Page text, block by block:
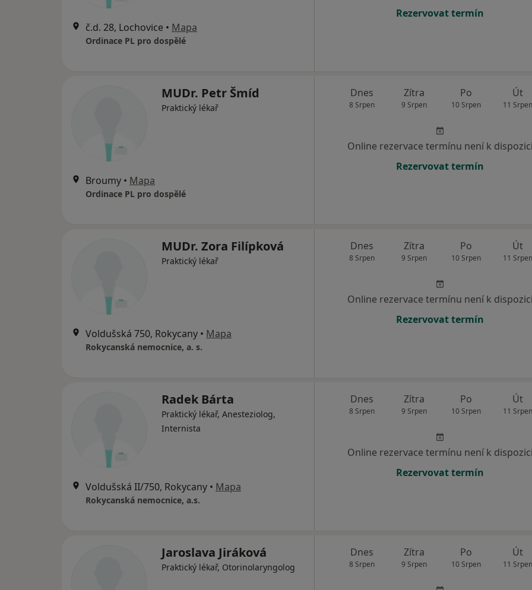
č.d. 28, Lochovice • Mapa
Ordinace PL pro dospělé
Rezervovat termín
MUDr. Petr Šmíd
Praktický lékař
Broumy • Mapa
Ordinace PL pro dospělé
Dnes
8 Srpen
Zítra
9 Srpen
Po
10 Srpen
Út
11 Srpen
Online rezervace termínu není k dispozici
Rezervovat termín
MUDr. Zora Filípková
Praktický lékař
Voldušská 750, Rokycany • Mapa
Rokycanská nemocnice, a. s.
Dnes
8 Srpen
Zítra
9 Srpen
Po
10 Srpen
Út
11 Srpen
Online rezervace termínu není k dispozici
Rezervovat termín
Radek Bárta
Praktický lékař, Anesteziolog,
Internista
Voldušská II/750, Rokycany • Mapa
Rokycanská nemocnice, a.s.
Dnes
8 Srpen
Zítra
9 Srpen
Po
10 Srpen
Út
11 Srpen
Online rezervace termínu není k dispozici
Rezervovat termín
Jaroslava Jiráková
Praktický lékař, Otorinolaryngolog
Dnes
8 Srpen
Zítra
9 Srpen
Po
10 Srpen
Út
11 Srpen